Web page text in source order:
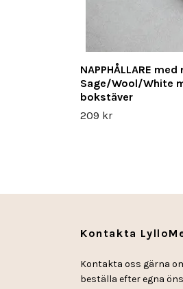
NAPPHÅLLARE med
Sage/Wool/White
bokstäver
209 kr
Kontakta
Kontakta oss gärna
beställa efter egna